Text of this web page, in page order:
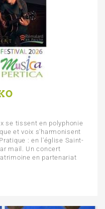
se tissent en polyphonie
et voix s'harmonisent
: en l'église Saint-
mail. Un concert
en partenariat